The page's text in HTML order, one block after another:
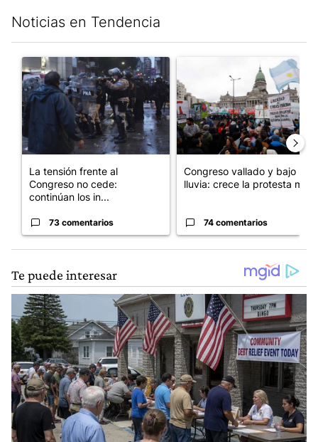
Noticias en Tendencia
Un artículo de tendencia con el título "La tensión frente al
La tensión frente al
Congreso no cede:
continúan los in...
73 comentarios
Un artículo de tendencia
Congreso vallado y bajo la
lluvia: crece la protesta mi...
74 comentarios